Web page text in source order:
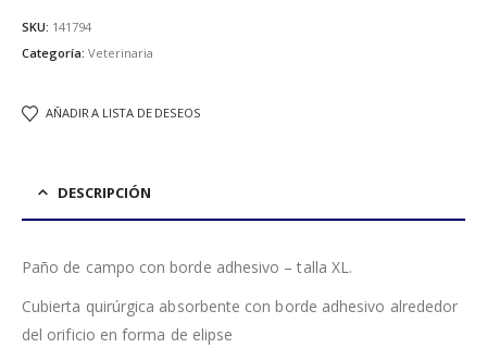
SKU: 141794
Categoría: Veterinaria
AÑADIR A LISTA DE DESEOS
DESCRIPCIÓN
Paño de campo con borde adhesivo – talla XL.
Cubierta quirúrgica absorbente con borde adhesivo alrededor
del orificio en forma de elipse